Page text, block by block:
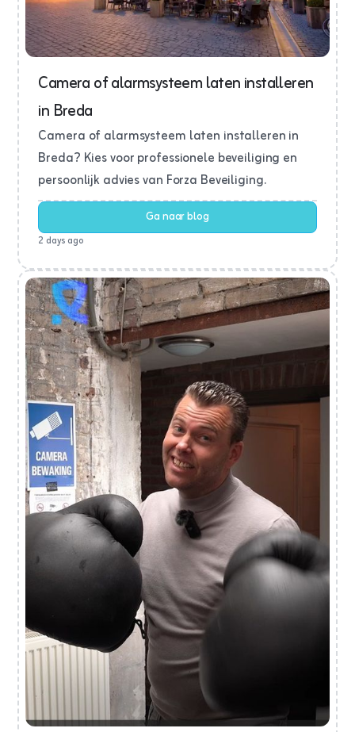
Camera of alarmsysteem laten installeren
in Breda
Camera of alarmsysteem laten installeren in
Breda? Kies voor professionele beveiliging en
persoonlijk advies van Forza Beveiliging.
Ga naar blog
2 days ago